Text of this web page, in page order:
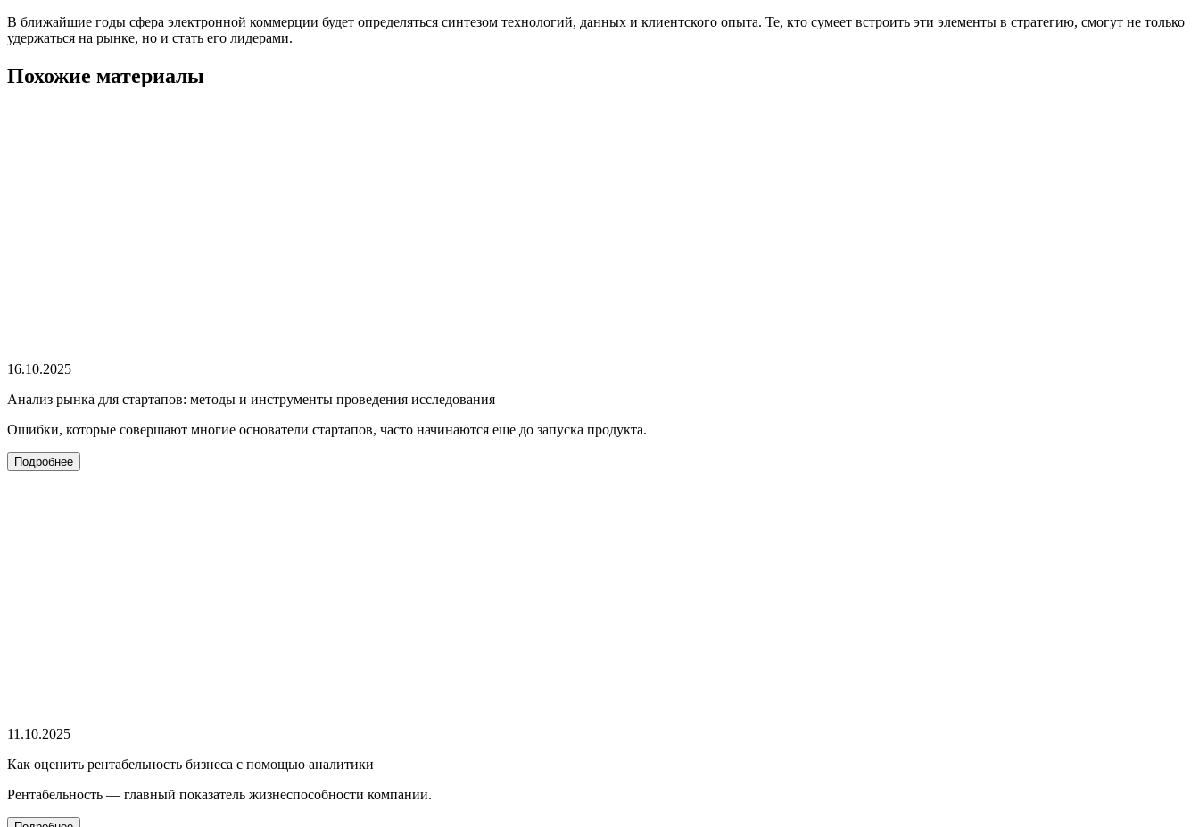
В ближайшие годы сфера электронной коммерции будет определяться синтезом технологий, данных и клиентского опыта. Те, кто сумеет встроить эти элементы в стратегию, смогут не только
удержаться на рынке, но и стать его лидерами.
Похожие материалы
16.10.2025
Анализ рынка для стартапов: методы и инструменты проведения исследования
Ошибки, которые совершают многие основатели стартапов, часто начинаются еще до запуска продукта.
Подробнее
11.10.2025
Как оценить рентабельность бизнеса с помощью аналитики
Рентабельность — главный показатель жизнеспособности компании.